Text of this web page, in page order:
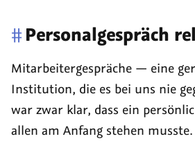
# Personalgespräch
Mitarbeitergespräche — eine
Institution, die es bei uns nie
war zwar klar, dass ein
allen am Anfang stehen